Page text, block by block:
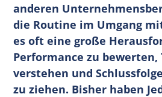
anderen
die Routine im Umgang
es oft eine große
Performance zu bewerten,
verstehen und
zu ziehen. Bisher haben